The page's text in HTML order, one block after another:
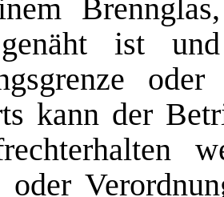
ist
kann der
oder